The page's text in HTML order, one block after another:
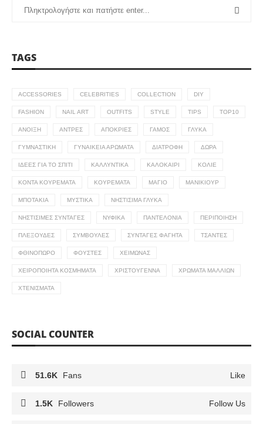
TAGS
ACCESSORIES CELEBRITIES COLLECTION DIY
FASHION NAIL ART OUTFITS STYLE TIPS TOP10
ΆΝΟΙΞΗ ΆΝΤΡΕΣ ΑΠΌΚΡΙΕΣ ΓΆΜΟΣ ΓΛΥΚΆ
ΓΥΜΝΑΣΤΙΚΉ ΓΥΝΑΙΚΕΊΑ ΑΡΏΜΑΤΑ ΔΙΑΤΡΟΦΉ ΔΏΡΑ
ΙΔΈΕΣ ΓΙΑ ΤΟ ΣΠΊΤΙ ΚΑΛΛΥΝΤΙΚΆ ΚΑΛΟΚΑΊΡΙ ΚΟΛΙΈ
ΚΟΝΤΆ ΚΟΥΡΈΜΑΤΑ ΚΟΥΡΈΜΑΤΑ ΜΑΓΙΌ ΜΑΝΙΚΙΟΎΡ
ΜΠΟΤΆΚΙΑ ΜΥΣΤΙΚΆ ΝΗΣΤΊΣΙΜΑ ΓΛΥΚΆ
ΝΗΣΤΊΣΙΜΕΣ ΣΥΝΤΑΓΈΣ ΝΥΦΙΚΆ ΠΑΝΤΕΛΌΝΙΑ ΠΕΡΙΠΟΊΗΣΗ
ΠΛΕΞΟΎΔΕΣ ΣΥΜΒΟΥΛΈΣ ΣΥΝΤΑΓΈΣ ΦΑΓΗΤΆ ΤΣΆΝΤΕΣ
ΦΘΙΝΌΠΩΡΟ ΦΟΎΣΤΕΣ ΧΕΙΜΏΝΑΣ
ΧΕΙΡΟΠΟΊΗΤΑ ΚΟΣΜΉΜΑΤΑ ΧΡΙΣΤΟΎΓΕΝΝΑ ΧΡΏΜΑΤΑ ΜΑΛΛΙΏΝ
ΧΤΕΝΊΣΜΑΤΑ
SOCIAL COUNTER
51.6K Fans Like
1.5K Followers Follow Us